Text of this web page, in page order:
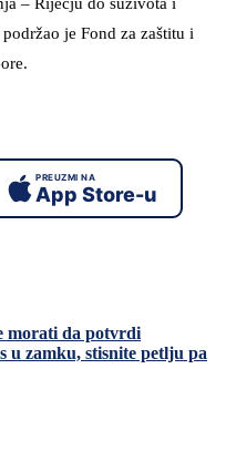
je Fond za zaštitu i
PREUZMI NA
App Store-u
morati da potvrdi
u zamku, stisnite petlju pa